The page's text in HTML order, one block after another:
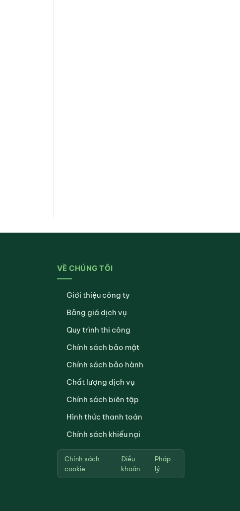
VỀ CHÚNG TÔI
Giới thiệu công ty
Bảng giá dịch vụ
Quy trình thi công
Chính sách bảo mật
Chính sách bảo hành
Chất lượng dịch vụ
Chính sách biên tập
Hình thức thanh toán
Chính sách khiếu nại
Chính sách
cookie
Điều
khoản
Pháp
lý